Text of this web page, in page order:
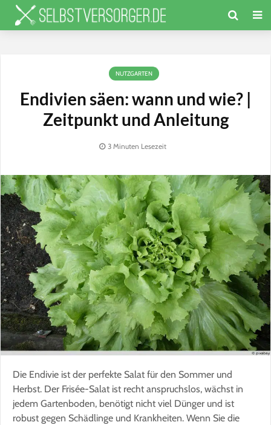
NUTZGARTEN
Endivien säen: wann und wie? |
Zeitpunkt und Anleitung
3 Minuten Lesezeit
Die Endivie ist der perfekte Salat für den Sommer und
Herbst. Der Frisée-Salat ist recht anspruchslos, wächst in
jedem Gartenboden, benötigt nicht viel Dünger und ist
robust gegen Schädlinge und Krankheiten. Wenn Sie die